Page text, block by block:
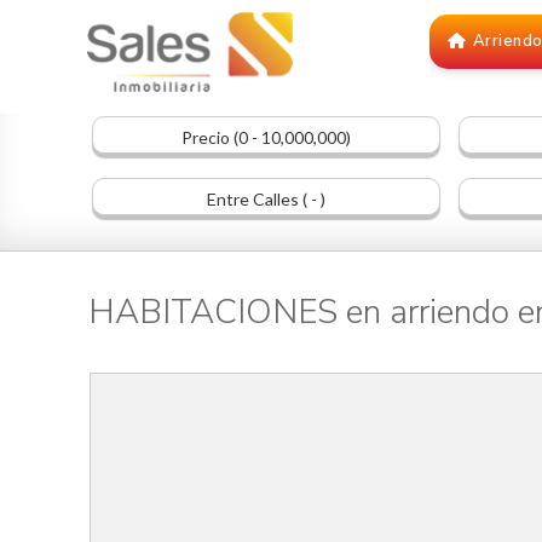
Arriendo
Precio (0 - 10,000,000)
Entre Calles ( - )
HABITACIONES en arriendo